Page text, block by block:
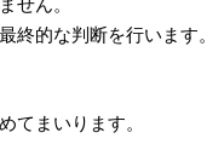
せん。
的な判断を行います。
てまいります。